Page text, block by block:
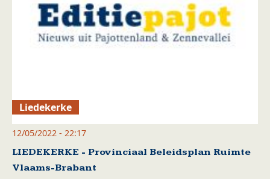
Liedekerke
12/05/2022 - 22:17
LIEDEKERKE - Provinciaal Beleidsplan Ruimte
Vlaams-Brabant